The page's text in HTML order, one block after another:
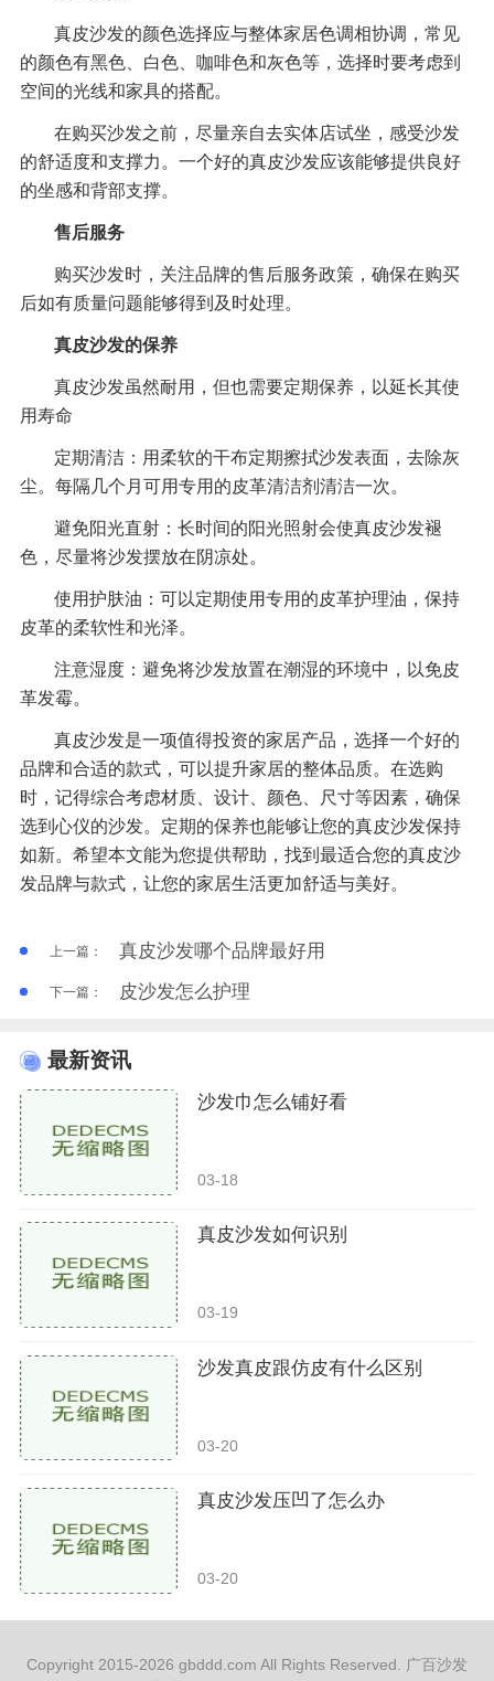
真皮沙发的颜色选择应与整体家居色调相协调，常见
的颜色有黑色、白色、咖啡色和灰色等，选择时要考虑到
空间的光线和家具的搭配。
在购买沙发之前，尽量亲自去实体店试坐，感受沙发
的舒适度和支撑力。一个好的真皮沙发应该能够提供良好
的坐感和背部支撑。
售后服务
购买沙发时，关注品牌的售后服务政策，确保在购买
后如有质量问题能够得到及时处理。
真皮沙发的保养
真皮沙发虽然耐用，但也需要定期保养，以延长其使
用寿命
定期清洁：用柔软的干布定期擦拭沙发表面，去除灰
尘。每隔几个月可用专用的皮革清洁剂清洁一次。
避免阳光直射：长时间的阳光照射会使真皮沙发褪
色，尽量将沙发摆放在阴凉处。
使用护肤油：可以定期使用专用的皮革护理油，保持
皮革的柔软性和光泽。
注意湿度：避免将沙发放置在潮湿的环境中，以免皮
革发霉。
真皮沙发是一项值得投资的家居产品，选择一个好的
品牌和合适的款式，可以提升家居的整体品质。在选购
时，记得综合考虑材质、设计、颜色、尺寸等因素，确保
选到心仪的沙发。定期的保养也能够让您的真皮沙发保持
如新。希望本文能为您提供帮助，找到最适合您的真皮沙
发品牌与款式，让您的家居生活更加舒适与美好。
上一篇： 真皮沙发哪个品牌最好用
下一篇： 皮沙发怎么护理
最新资讯
沙发巾怎么铺好看
03-18
真皮沙发如何识别
03-19
沙发真皮跟仿皮有什么区别
03-20
真皮沙发压凹了怎么办
03-20
Copyright 2015-2026 gbddd.com All Rights Reserved. 广百沙发